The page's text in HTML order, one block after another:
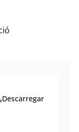
Descarregar